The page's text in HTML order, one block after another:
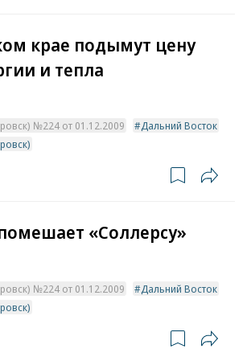
крае подымут цену
и тепла
№224 от 01.12.2009
Дальний Восток
«Соллерсу»
№224 от 01.12.2009
Дальний Восток